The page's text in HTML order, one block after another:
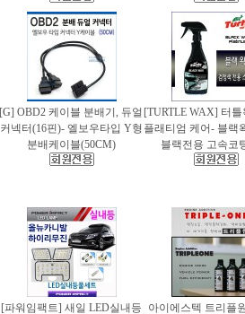
[G] OBD2 케이블 분배기, 듀얼
커넥터(16핀)- 엘보우타입 Y형
분배케이블(50CM)
[TURTLE WAX] 터
플래티엄 케어- 블랙
블랙전용 고속코
[파워임팩트] 새일 LED실내등 아이에스텍 트리플